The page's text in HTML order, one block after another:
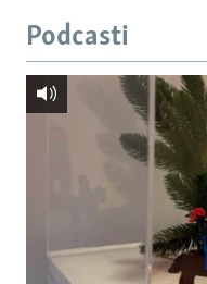
Podcasti